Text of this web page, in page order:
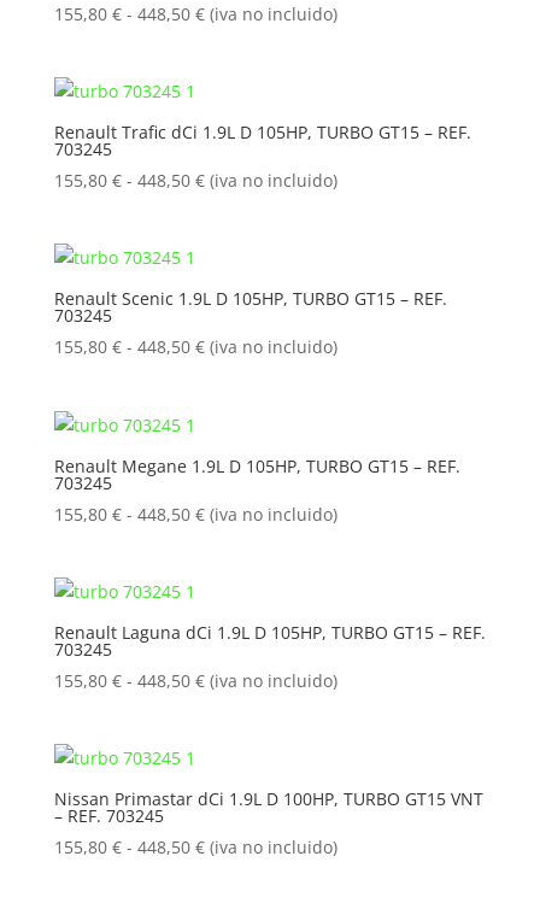
155,80 € - 448,50 €Rango
155,80 €
448,50 €
(iva no incluido)
Renault Trafic dCi 1.9L D 105HP, TURBO GT15 – REF.
703245
155,80 € - 448,50 €Rango
155,80 €
448,50 €
(iva no incluido)
Renault Scenic 1.9L D 105HP, TURBO GT15 – REF.
703245
155,80 € - 448,50 €Rango
155,80 €
448,50 €
(iva no incluido)
Renault Megane 1.9L D 105HP, TURBO GT15 – REF.
703245
155,80 € - 448,50 €Rango
155,80 €
448,50 €
(iva no incluido)
Renault Laguna dCi 1.9L D 105HP, TURBO GT15 – REF.
703245
155,80 € - 448,50 €Rango
155,80 €
448,50 €
(iva no incluido)
Nissan Primastar dCi 1.9L D 100HP, TURBO GT15 VNT
– REF. 703245
155,80 € - 448,50 €Rango
(iva no incluido)